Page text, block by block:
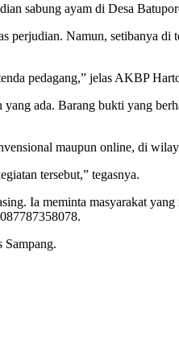
sabung ayam di Desa
perjudian. Namun, setibanya di
pedagang,” jelas AKBP
ada. Barang bukti yang
maupun online, di
tersebut,” tegasnya.
Ia meminta masyarakat
Sampang.